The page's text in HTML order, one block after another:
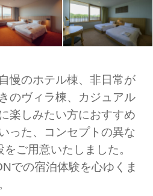
慢のホテル棟、非日常が
のヴィラ棟、カジュアル
楽しみたい方におすすめ
った、コンセプトの異な
ご用意いたしました。
での宿泊体験を心ゆくま